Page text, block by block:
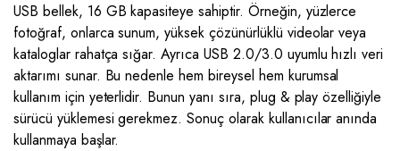
USB bellek, 16 GB kapasiteye sahiptir. Örneğin, yüzlerce
fotoğraf, onlarca sunum, yüksek çözünürlüklü videolar veya
kataloglar rahatça sığar. Ayrıca USB 2.0/3.0 uyumlu hızlı veri
aktarımı sunar. Bu nedenle hem bireysel hem kurumsal
kullanım için yeterlidir. Bunun yanı sıra, plug & play özelliğiyle
sürücü yüklemesi gerekmez. Sonuç olarak kullanıcılar anında
kullanmaya başlar.